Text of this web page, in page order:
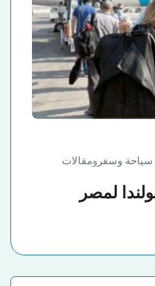
سياحة وسفر ومقالات
لمصر